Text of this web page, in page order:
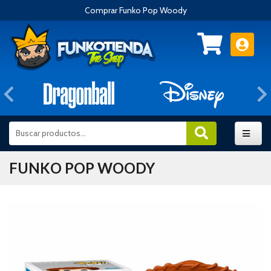
Comprar Funko Pop Woody
Anterior
FUNKO POP WOODY